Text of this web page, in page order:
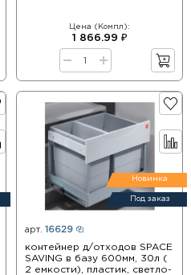
Цена (Компл):
1 866.99 ₽
Новинка
Под заказ
арт. 16629
контейнер д/отходов SPACE
SAVING в базу 600мм, 30л (
2 емкости), пластик, светло-